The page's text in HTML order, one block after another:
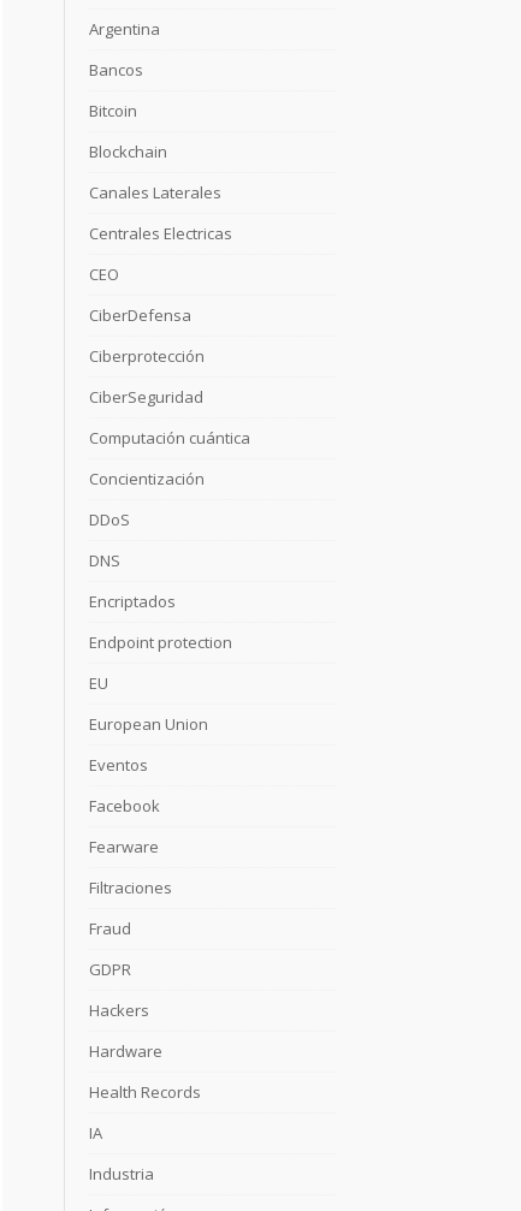
Argentina
Bancos
Bitcoin
Blockchain
Canales Laterales
Centrales Electricas
CEO
CiberDefensa
Ciberprotección
CiberSeguridad
Computación cuántica
Concientización
DDoS
DNS
Encriptados
Endpoint protection
EU
European Union
Eventos
Facebook
Fearware
Filtraciones
Fraud
GDPR
Hackers
Hardware
Health Records
IA
Industria